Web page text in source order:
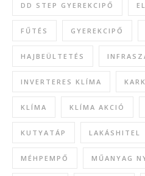
DD STEP GYEREKCIPŐ
FŰTÉS GYEREKCIPŐ
HAJBEÜLTETÉS
INVERTERES KLÍMA
KLÍMA KLÍMA AKCIÓ
KUTYATÁP LAKÁSHITEL
MÉHPEMPŐ MŰANYAG